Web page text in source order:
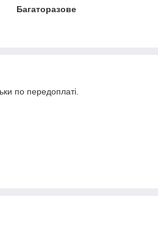
Багаторазове
по передоплаті.